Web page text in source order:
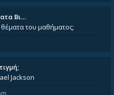
Βι…
του μαθήματος;
Jackson